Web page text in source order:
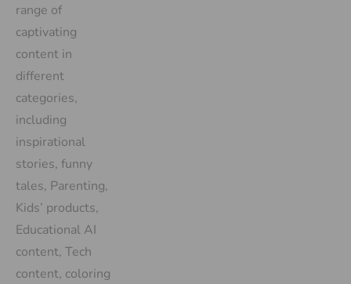
range of
captivating
content in
different
categories,
including
inspirational
stories, funny
tales, Parenting,
Kids’ products,
Educational AI
content, Tech
content, coloring